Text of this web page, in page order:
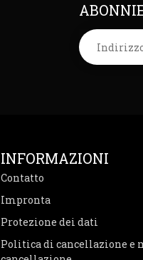
INFORMAZIONI
Contatto
Impronta
Protezione dei dati
Politica di cancellazione e